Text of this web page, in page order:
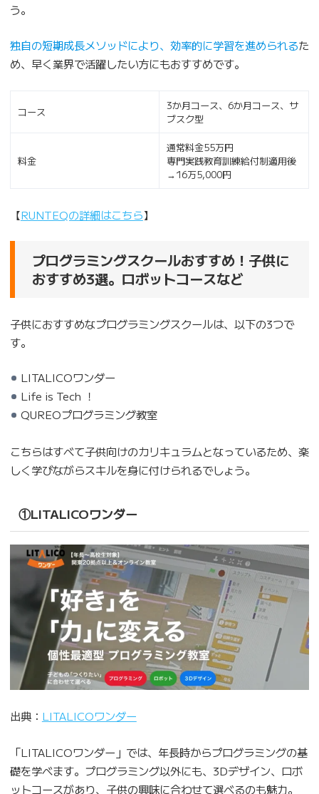
う。
独自の短期成長メソッドにより、効率的に学習を進められるた
め、早く業界で活躍したい方にもおすすめです。
コース
3か月コース、6か月コース、サ
ブスク型
料金
通常料金55万円
専門実践教育訓練給付制適用後
→16万5,000円
【RUNTEQの詳細はこちら】
プログラミングスクールおすすめ！子供に
おすすめ3選。ロボットコースなど
子供におすすめなプログラミングスクールは、以下の3つで
す。
LITALICOワンダー
Life is Tech ！
QUREOプログラミング教室
こちらはすべて子供向けのカリキュラムとなっているため、楽
しく学びながらスキルを身に付けられるでしょう。
①LITALICOワンダー
出典： LITALICOワンダー
「LITALICOワンダー」では、年長時からプログラミングの基
礎を学べます。プログラミング以外にも、3Dデザイン、ロボ
ットコースがあり、子供の興味に合わせて選べるのも魅力。